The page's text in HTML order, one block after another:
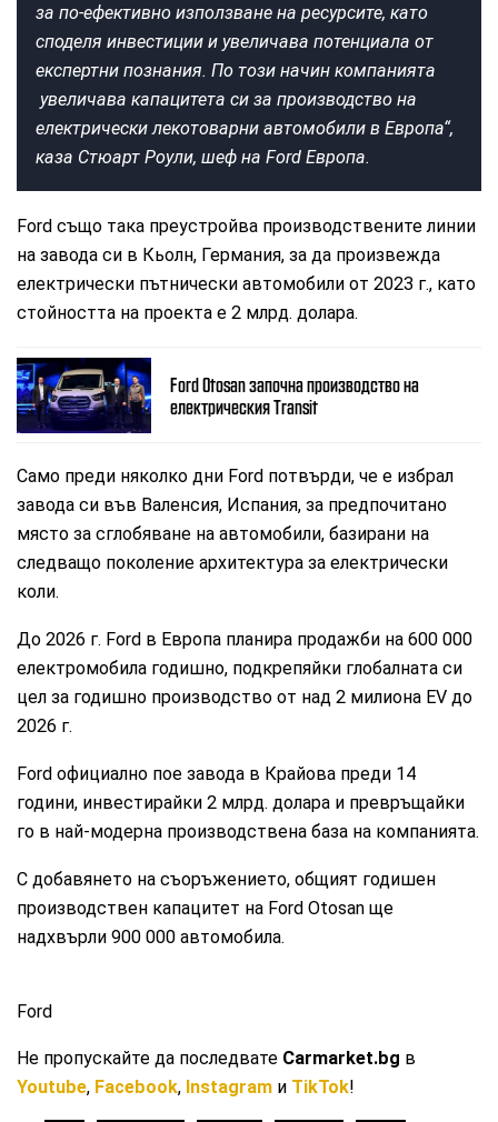
за по-ефективно използване на ресурсите, като
споделя инвестиции и увеличава потенциала от
експертни познания. По този начин компанията
увеличава капацитета си за производство на
електрически лекотоварни автомобили в Европа“,
каза Стюарт Роули, шеф на Ford Европа.
Ford също така преустройва производствените линии
на завода си в Кьолн, Германия, за да произвежда
електрически пътнически автомобили от 2023 г., като
стойността на проекта е 2 млрд. долара.
Ford Otosan започна производство на
електрическия Transit
Само преди няколко дни Ford потвърди, че е избрал
завода си във Валенсия, Испания, за предпочитано
място за сглобяване на автомобили, базирани на
следващо поколение архитектура за електрически
коли.
До 2026 г. Ford в Европа планира продажби на 600 000
електромобила годишно, подкрепяйки глобалната си
цел за годишно производство от над 2 милиона EV до
2026 г.
Ford официално пое завода в Крайова преди 14
години, инвестирайки 2 млрд. долара и превръщайки
го в най-модерна производствена база на компанията.
С добавянето на съоръжението, общият годишен
производствен капацитет на Ford Otosan ще
надхвърли 900 000 автомобила.
Ford
Не пропускайте да последвате Carmarket.bg в
Youtube, Facebook, Instagram и TikTok!